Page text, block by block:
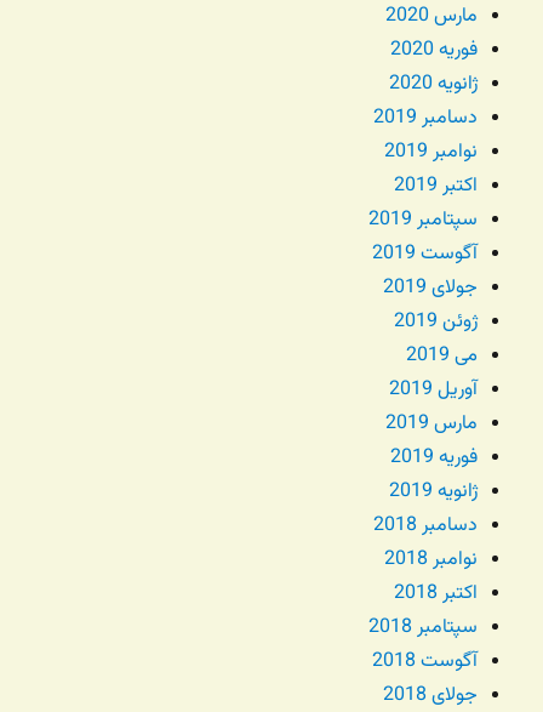
مارس 2020
فوریه 2020
ژانویه 2020
دسامبر 2019
نوامبر 2019
اکتبر 2019
سپتامبر 2019
آگوست 2019
جولای 2019
ژوئن 2019
می 2019
آوریل 2019
مارس 2019
فوریه 2019
ژانویه 2019
دسامبر 2018
نوامبر 2018
اکتبر 2018
سپتامبر 2018
آگوست 2018
جولای 2018